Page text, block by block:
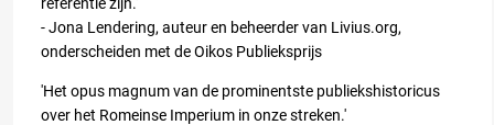
- Jona Lendering, auteur en beheerder van Livius.org,
onderscheiden met de Oikos Publieksprijs
'Het opus magnum van de prominentste publiekshistoricus
over het Romeinse Imperium in onze streken.'